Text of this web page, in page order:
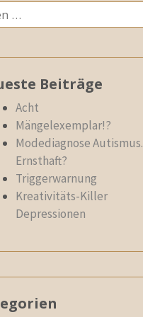
Beiträge
Acht
Mängelexemplar!?
Modediagnose Autismus.
Ernsthaft?
Triggerwarnung
Kreativitäts-Killer
Depressionen